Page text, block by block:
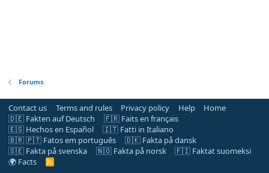
Forums
Contact us Terms and rules Privacy policy Help
Home
🇩🇪 Fakten auf Deutsch
🇫🇷 Faits en français
🇪🇸 Hechos en Español
🇮🇹 Fatti in Italiano
🇧🇷 🇵🇹 Fatos em português
🇩🇰 Fakta på dansk
🇸🇪 Fakta på svenska
🇳🇴 Fakta på norsk
🇫🇮 Faktat suomeksi
🌍 Facts
R